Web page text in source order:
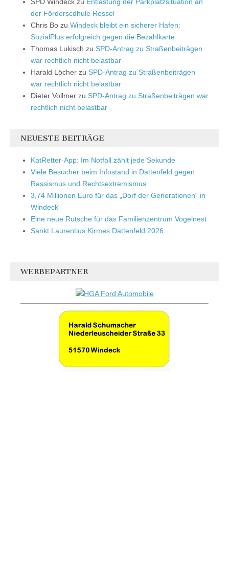
der Förderscdhule Rossel
Chris Bo zu Windeck bleibt ein sicherer Hafen:
SozialPlus erfolgreich gegen die Bezahlkarte
Thomas Lukisch zu SPD-Antrag zu Straßenbeiträgen
war rechtlich nicht belastbar
Harald Löcher zu SPD-Antrag zu Straßenbeiträgen
war rechtlich nicht belastbar
Dieter Vollmer zu SPD-Antrag zu Straßenbeiträgen war
rechtlich nicht belastbar
NEUESTE BEITRÄGE
KatRetter-App: Im Notfall zählt jede Sekunde
Viele Besucher beim Infostand in Dattenfeld gegen
Rassismus und Rechtsextremismus
3,74 Millionen Euro für das „Dorf der Generationen“ in
Windeck
Eine neue Rutsche für das Familienzentrum Vogelnest
Sankt Laurentius Kirmes Dattenfeld 2026
WERBEPARTNER